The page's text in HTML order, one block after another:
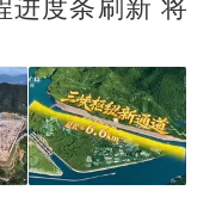
进度条刷新 将